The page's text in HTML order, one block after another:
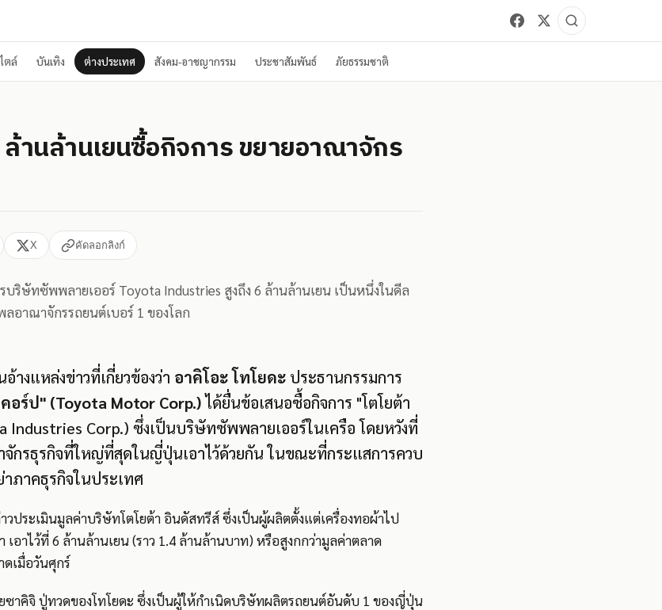
ตล์ บันเทิง ต่างประเทศ สังคม-อาชญากรรม ประชาสัมพันธ์ ภัยธรรมชาติ
านล้านเยนซื้อกิจการ ขยายอาณาจักร
X คัดลอกลิงก์
บริษัทซัพพลายเออร์ Toyota Industries สูงถึง 6 ล้านล้านเยน เป็นหนึ่งในดีล
อาณาจักรรถยนต์เบอร์ 1 ของโลก
างแหล่งข่าวที่เกี่ยวข้องว่า อาคิโอะ โทโยดะ ประธานกรรมการ
อร์ป" (Toyota Motor Corp.)ได้ยื่นข้อเสนอซื้อกิจการ "โตโยต้า
Industries Corp.) ซึ่งเป็นบริษัทซัพพลายเออร์ในเครือ โดยหวังที่
กรธุรกิจที่ใหญ่ที่สุดในญี่ปุ่นเอาไว้ด้วยกัน ในขณะที่กระแสการควบ
าภาคธุรกิจในประเทศ
วประเมินมูลค่าบริษัทโตโยต้า อินดัสทรีส์ ซึ่งเป็นผู้ผลิตตั้งแต่เครื่องทอผ้าไป
เอาไว้ที่ 6 ล้านล้านเยน (ราว 1.4 ล้านล้านบาท) หรือสูงกกว่ามูลค่าตลาด
เมื่อวันศุกร์
ซาคิจิ ปู่ทวดของโทโยดะ ซึ่งเป็นผู้ให้กำเนิดบริษัทผลิตรถยนต์อันดับ 1 ของญี่ปุ่น